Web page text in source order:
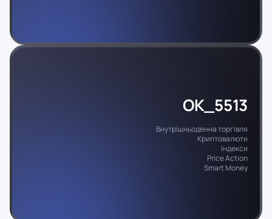
OK_5513
Внутрішньоденна торгівля
Криптовалюти
Індекси
Price Action
Smart Money